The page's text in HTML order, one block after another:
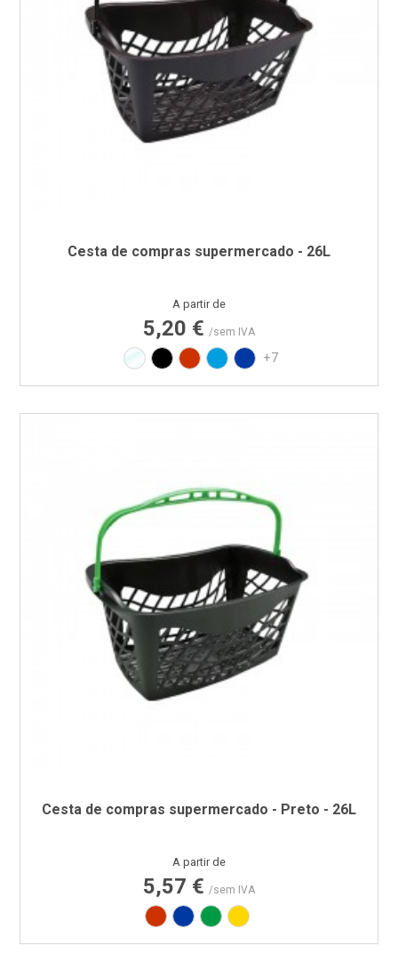
Cesta de compras supermercado - 26L
Preço
A partir de
5,20 € /sem IVA
Translúcido
Preto Vermelho RAL3020
Azul PAN 299C
Azul PAN 293C
+7
Cesta de compras supermercado - Preto - 26L
Preço
A partir de
5,57 € /sem IVA
Vermelho RAL3020
Azul PAN 293C
Verde PAN 347C
Amarelo PAN 012C